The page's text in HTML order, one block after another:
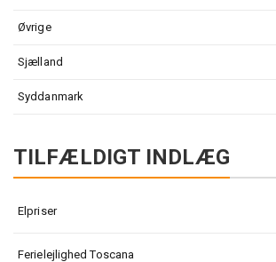
Øvrige
Sjælland
Syddanmark
TILFÆLDIGT INDLÆG
Elpriser
Ferielejlighed Toscana